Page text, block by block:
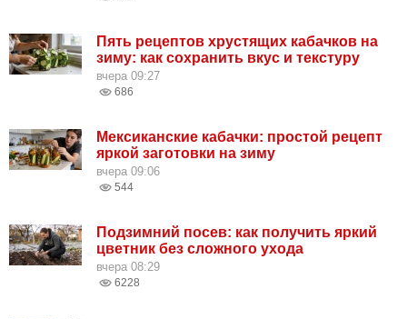
Пять рецептов хрустящих кабачков на
зиму: как сохранить вкус и текстуру
вчера 09:27
686
Мексиканские кабачки: простой рецепт
яркой заготовки на зиму
вчера 09:06
544
Подзимний посев: как получить яркий
цветник без сложного ухода
вчера 08:29
6228